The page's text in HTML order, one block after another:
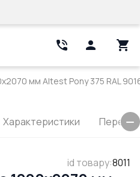
мм Altest Pony 375 RAL
Характеристики
id товару:8011